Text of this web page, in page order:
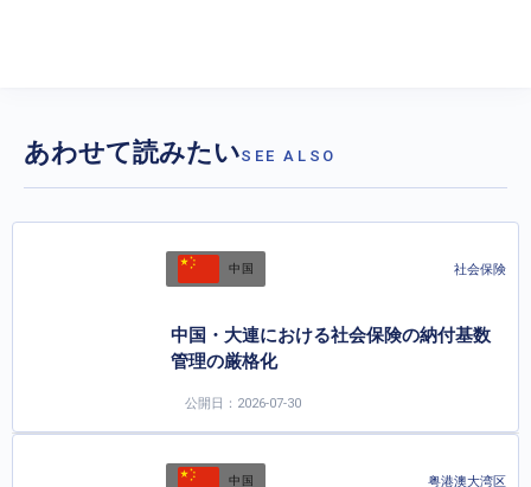
あわせて読みたいSEE ALSO
中国 社会保険
中国・大連における社会保険の納付基数
管理の厳格化
公開日：2026-07-30
中国 粤港澳大湾区